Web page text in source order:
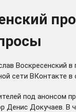
сети ВКонтакте в
под анонсом
Денис Докучаев. В